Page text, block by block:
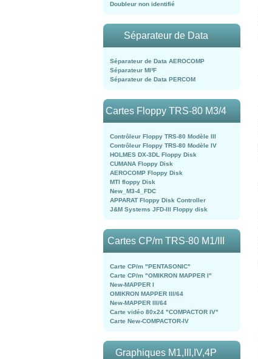
Doubleur non identifié
Séparateur de Data
Séparateur de Data AEROCOMP
Séparateur MI²F
Séparateur de Data PERCOM
Cartes Floppy TRS-80 M3/4
Contrôleur Floppy TRS-80 Modèle III
Contrôleur Floppy TRS-80 Modèle IV
HOLMES DX-3DL Floppy Disk
CUMANA Floppy Disk
AEROCOMP Floppy Disk
MTI floppy Disk
New_M3-4_FDC
APPARAT Floppy Disk Controller
J&M Systems JFD-III Floppy disk
Cartes CP/m TRS-80 M1/III
Carte CP/m "PENTASONIC"
Carte CP/m "OMIKRON MAPPER I"
New-MAPPER I
OMIKRON MAPPER III/64
New-MAPPER III/64
Carte vidéo 80x24 "COMPACTOR IV"
Carte New-COMPACTOR-IV
Graphiques M1,III,IV,4P